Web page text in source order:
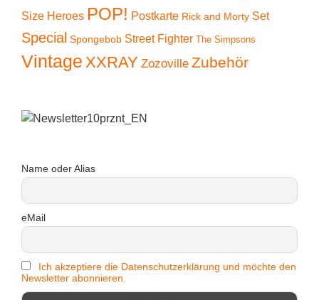
Size Heroes POP! Postkarte Rick and Morty Set
Special Spongebob Street Fighter The Simpsons
Vintage XXRAY Zozoville Zubehör
Name oder Alias
eMail
Ich akzeptiere die Datenschutzerklärung und möchte den
Newsletter abonnieren.